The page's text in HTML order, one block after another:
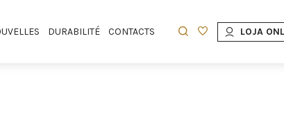
DURABILITÉ CONTACTS LOJA